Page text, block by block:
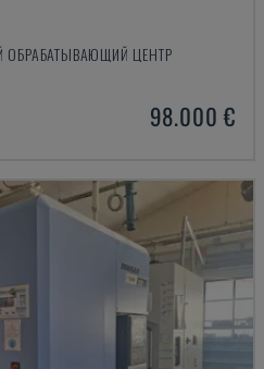
ОБРАБАТЫВАЮЩИЙ ЦЕНТР
98.000 €